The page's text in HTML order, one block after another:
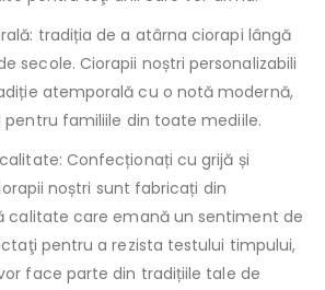
tradiția de a atârna ciorapi lângă
secole. Ciorapii noștri personalizabili
atemporală cu o notă modernă,
familiile din toate mediile.
Confecționați cu grijă și
noștri sunt fabricați din
calitate care emană un sentiment de
pentru a rezista testului timpului,
face parte din tradițiile tale de